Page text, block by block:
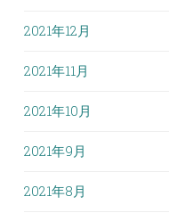
2021年12月
2021年11月
2021年10月
2021年9月
2021年8月